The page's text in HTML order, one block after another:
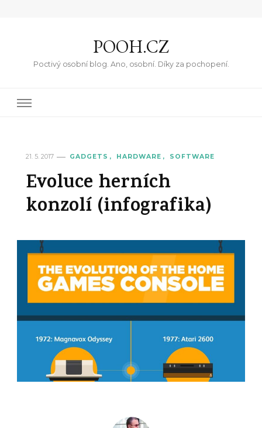
POOH.CZ
Poctivý osobní blog. Ano, osobní. Díky za pochopení.
21. 5. 2017 GADGETS HARDWARE SOFTWARE
Evoluce herních
konzolí (infografika)